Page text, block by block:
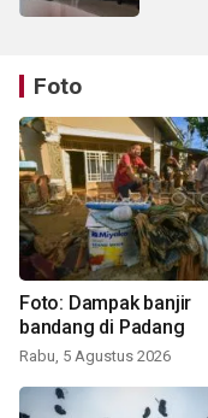
Foto
Foto: Dampak banjir
bandang di Padang
Rabu, 5 Agustus 2026